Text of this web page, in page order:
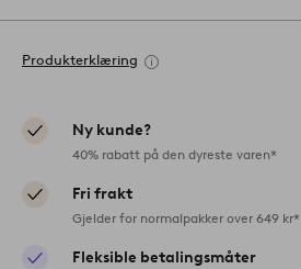
Produkterklæring
Ny kunde?
40% rabatt på den dyreste varen*
Fri frakt
Gjelder for normalpakker over 649 kr*
Fleksible betalingsmåter